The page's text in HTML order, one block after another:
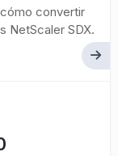
convertir
NetScaler SDX.